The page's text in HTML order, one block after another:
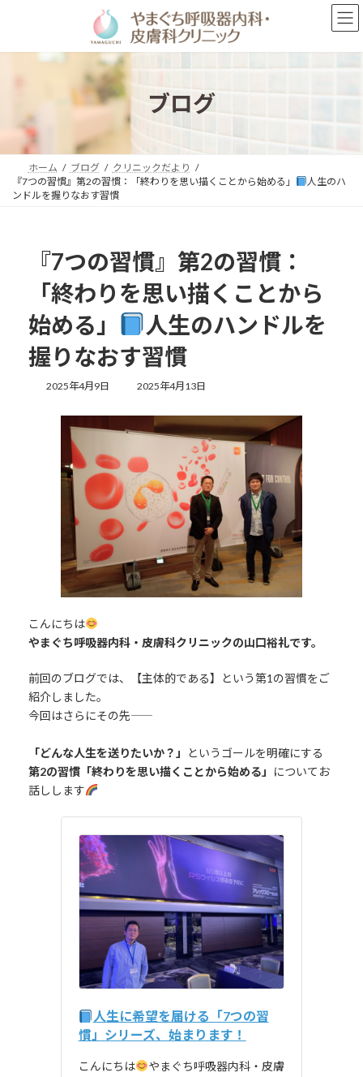
ン
プ
ー
動
ブログ
ホーム ブログ
クリニックだより
『7つの習慣』第2の習慣：「終わりを思い描くことから始める」
人生のハ
ンドルを握りなおす習慣
『7つの習慣』第2の習慣：
「終わりを思い描くことから
始める」
人生のハンドルを
握りなおす習慣
2025年4月9日
最
更
新
時
:
2025年4月13日
こんにちは
やまぐち呼吸器内科・皮膚科クリニックの山口裕礼です。
前回のブログでは、【主体的である】という第1の習慣をご
紹介しました。
今回はさらにその先――
「どんな人生を送りたいか？」
というゴールを明確にする
第2の習慣「終わりを思い描くことから始める」
についてお
話しします
人生に希望を届ける「7つの習
慣」シリーズ、始まります！
こんにちは
やまぐち呼吸器内科・皮膚